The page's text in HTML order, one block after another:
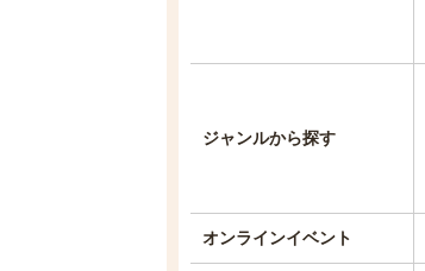
ジャンルから探す
オンラインイベント